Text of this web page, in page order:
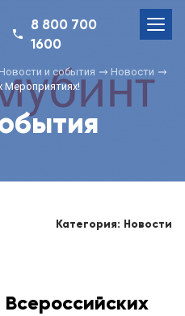
8 800 700
1600
Новости и события
Новости
Мероприятиях!
Категория: Новости